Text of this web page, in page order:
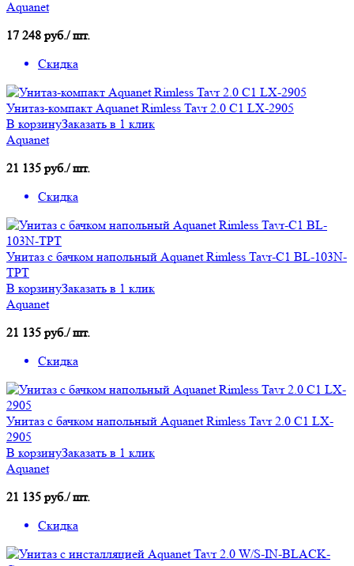
Aquanet
17 248 руб./ шт.
Скидка
Унитаз-компакт Aquanet Rimless Tavr 2.0 C1 LX-2905
В корзинуЗаказать в 1 клик
Aquanet
21 135 руб./ шт.
Скидка
Унитаз с бачком напольный Aquanet Rimless Tavr-C1 BL-103N-
TPT
В корзинуЗаказать в 1 клик
Aquanet
21 135 руб./ шт.
Скидка
Унитаз с бачком напольный Aquanet Rimless Tavr 2.0 C1 LX-
2905
В корзинуЗаказать в 1 клик
Aquanet
21 135 руб./ шт.
Скидка